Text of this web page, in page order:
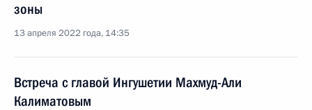
зоны
13 апреля 2022 года, 14:35
Встреча с главой Ингушетии Махмуд-Али
Калиматовым